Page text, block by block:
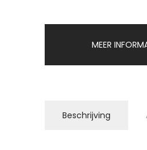
MEER
Beschrijving